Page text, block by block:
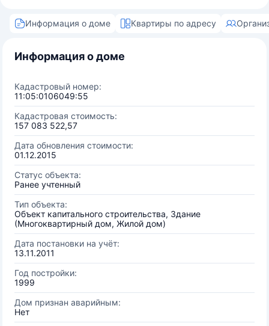
Информация о доме Квартиры по адресу
Информация о доме
Кадастровый номер:
11:05:0106049:55
Кадастровая стоимость:
157 083 522,57
Дата обновления стоимости:
01.12.2015
Статус объекта:
Ранее учтенный
Тип объекта:
Объект капитального строительства, Здание
(Многоквартирный дом, Жилой дом)
Дата постановки на учёт:
13.11.2011
Год постройки:
1999
Дом признан аварийным:
Нет